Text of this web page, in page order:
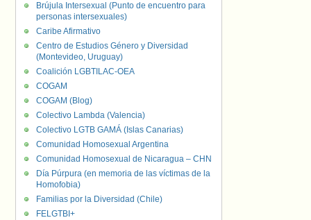
Brújula Intersexual (Punto de encuentro para
personas intersexuales)
Caribe Afirmativo
Centro de Estudios Género y Diversidad
(Montevideo, Uruguay)
Coalición LGBTILAC-OEA
COGAM
COGAM (Blog)
Colectivo Lambda (Valencia)
Colectivo LGTB GAMÁ (Islas Canarias)
Comunidad Homosexual Argentina
Comunidad Homosexual de Nicaragua – CHN
Día Púrpura (en memoria de las víctimas de la
Homofobia)
Familias por la Diversidad (Chile)
FELGTBI+